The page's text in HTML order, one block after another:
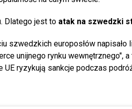
Dlatego jest to atak na szwedzki
szwedzkich europosłów
unijnego rynku wewnętrznego",
ryzykują sankcje podczas